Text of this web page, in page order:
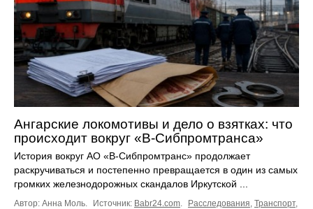
Ангарские локомотивы и дело о взятках: что
происходит вокруг «В-Сибпромтранса»
История вокруг АО «В-Сибпромтранс» продолжает
раскручиваться и постепенно превращается в один из самых
громких железнодорожных скандалов Иркутской ...
Автор: Анна Моль. Источник: Babr24.com. Расследования, Транспорт,